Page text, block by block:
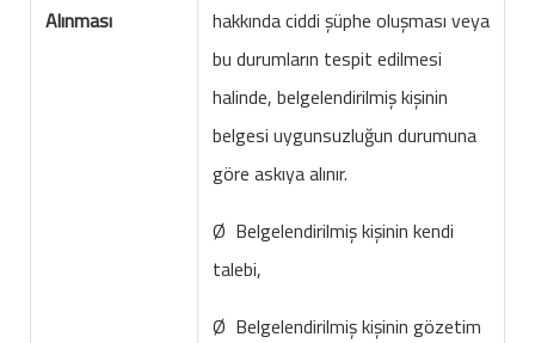
Alınması
hakkında ciddi şüphe oluşması veya
bu durumların tespit edilmesi
halinde, belgelendirilmiş kişinin
belgesi uygunsuzluğun durumuna
göre askıya alınır.
Ø Belgelendirilmiş kişinin kendi
talebi,
Ø Belgelendirilmiş kişinin gözetim